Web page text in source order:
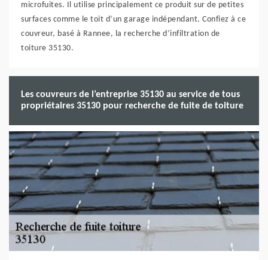
microfuites. Il utilise principalement ce produit sur de petites
surfaces comme le toit d’un garage indépendant. Confiez à ce
couvreur, basé à Rannee, la recherche d’infiltration de
toiture 35130.
Les couvreurs de l’entreprise 35130 au service de tous
propriétaires 35130 pour recherche de fuite de toiture